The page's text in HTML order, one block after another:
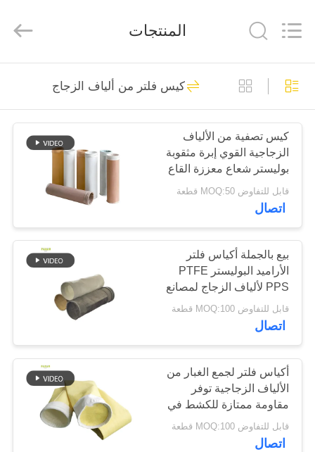
الصفحة
الرئيسية
منتجات
معلومات
جولة
المعمل
مراقبة
الجودة
اتصل
Environmental
Technology
Co.,Ltd..
Reserved.
أكياس تصفية جامع
الغبار
115
حقيبة مرشح أراميد
99
كيس فلتر بوليستر
113
المنتجات
كيس فلتر من ألياف الزجاج
كيس تصفية من الألياف
الزجاجية القوي إبرة مثقوبة
بوليستر شعاع معززة القاع
مناسبة لتطبيقات جمع
الغبار الصناعي
قابل للتفاوض MOQ:50 قطعة
اتصال
بيع بالجملة أكياس فلتر
الأراميد البوليستر PTFE
PPS لألياف الزجاج لمصانع
الأسمنت
قابل للتفاوض MOQ:100 قطعة
اتصال
أكياس فلتر لجمع الغبار من
الألياف الزجاجية توفر
مقاومة ممتازة للكشط في
درجات الحرارة العالية
والتعرض للكيماويات
قابل للتفاوض MOQ:100 قطعة
اتصال